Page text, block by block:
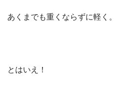
あくまでも重くならずに軽く。
とはいえ！